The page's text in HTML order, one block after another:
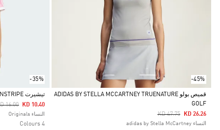
-45%
Selected
قميص بولو ADIDAS BY STELLA MCCARTNEY TRUENATURE
GOLF
Price Reduced From
KD 47.75ToKD 26.26
النساء adidas by Stella McCartney
-35%
Selected
تيشيرت ADICOLOR 3-STRIPES PINSTRIPE
Reduced From
16.00ToKD 10.40
النساء Originals
4 Colours